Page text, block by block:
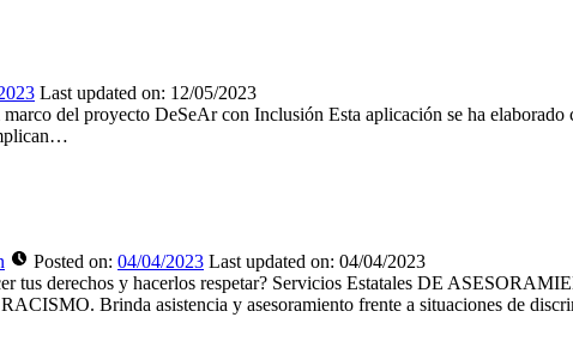
Last updated on: 12/05/2023
del proyecto DeSeAr con Inclusión Esta aplicación se ha
Posted on: 04/04/2023 Last updated on: 04/04/2023
tus derechos y hacerlos respetar? Servicios Estatales DE
Brinda asistencia y asesoramiento frente a situaciones de